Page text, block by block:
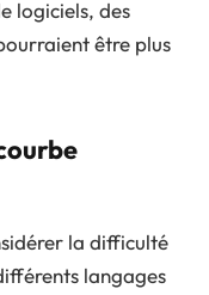
logiciels, des
être plus
la difficulté
langages